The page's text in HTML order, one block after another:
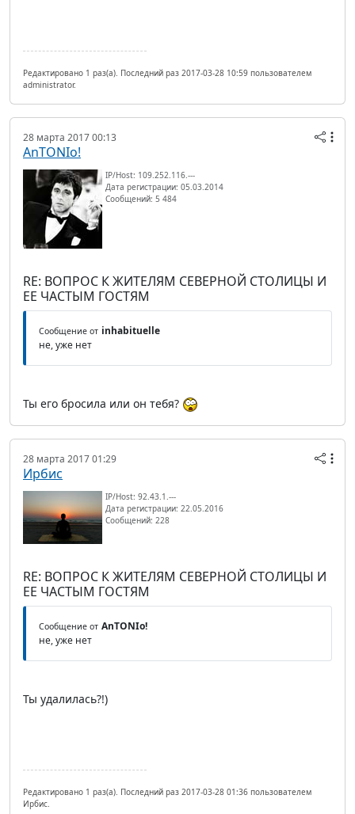
Редактировано 1 раз(а). Последний раз 2017-03-28 10:59 пользователем
administrator.
28 марта 2017 00:13
AnTONIo!
IP/Host: 109.252.116.---
Дата регистрации: 05.03.2014
Сообщений: 5 484
RE: ВОПРОС К ЖИТЕЛЯМ СЕВЕРНОЙ СТОЛИЦЫ И
ЕЕ ЧАСТЫМ ГОСТЯМ
Сообщение от inhabituelle
не, уже нет
Ты его бросила или он тебя?
28 марта 2017 01:29
Ирбис
IP/Host: 92.43.1.---
Дата регистрации: 22.05.2016
Сообщений: 228
RE: ВОПРОС К ЖИТЕЛЯМ СЕВЕРНОЙ СТОЛИЦЫ И
ЕЕ ЧАСТЫМ ГОСТЯМ
Сообщение от AnTONIo!
не, уже нет
Ты удалилась?!)
Редактировано 1 раз(а). Последний раз 2017-03-28 01:36 пользователем
Ирбис.